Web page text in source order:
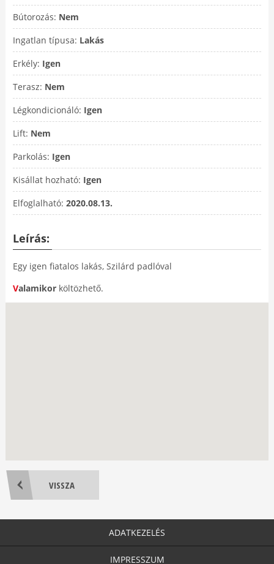
Bútorozás: Nem
Ingatlan típusa: Lakás
Erkély: Igen
Terasz: Nem
Légkondicionáló: Igen
Lift: Nem
Parkolás: Igen
Kisállat hozható: Igen
Elfoglalható: 2020.08.13.
Leírás:
Egy igen fiatalos lakás, Szilárd padlóval
Valamikorköltözhető.
VISSZA
ADATKEZELÉS
IMPRESSZUM